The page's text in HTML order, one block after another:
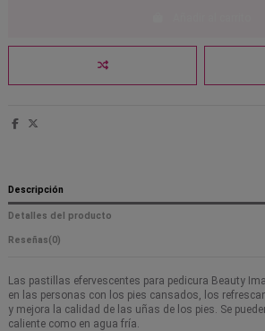
Descripción
Detalles del producto
Reseñas(0)
Las pastillas efervescentes para pedicura Beauty
en las personas con los pies cansados, los
y mejora la calidad de las uñas de los pies. Se
caliente como en agua fría.